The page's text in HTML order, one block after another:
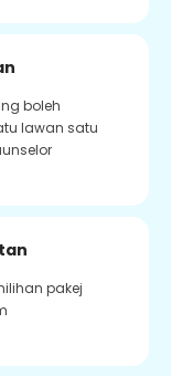
boleh
lawan satu
pakej